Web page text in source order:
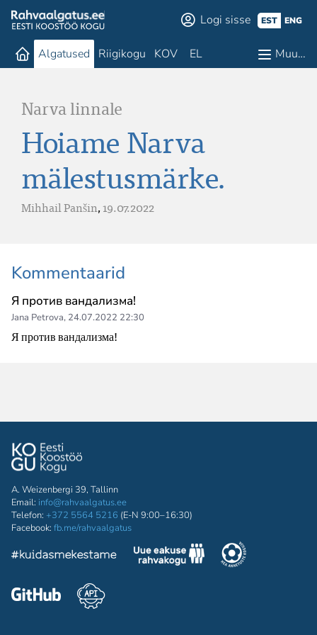
Logi sisse EST ENG
Algatused Riigikogu KOV EL Muu…
Narva linnale
Hoiame Narva
mälestusmärke.
Mihhail Panšin,19.07.2022
Kommentaarid
Я против вандализма!
Jana Petrova, 24.07.2022 22:30
Я против вандализма!
A. Weizenbergi 39, Tallinn
Email: info@rahvaalgatus.ee
Telefon: +372 5564 5216 (E-N 9:00–16:30)
Facebook: fb.me/rahvaalgatus